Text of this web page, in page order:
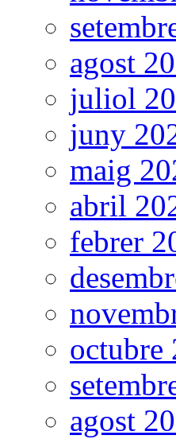
agost
juliol
juny
maig
abril
febrer
octubre
agost